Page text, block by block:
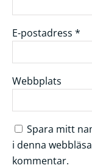
E-postadress *
Webbplats
Spara mitt
i denna
kommentar.